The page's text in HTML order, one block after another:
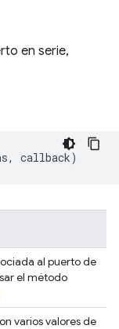
en serie,
, callback)
al puerto de
el método
varios valores de